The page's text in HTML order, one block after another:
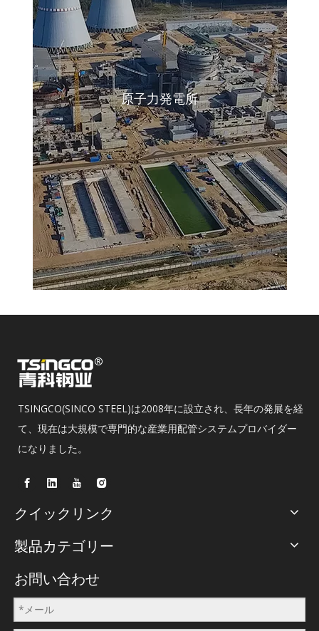
原子力発電所
TSINGCO(SINCO STEEL)は2008年に設立され、長年の発展を経
て、現在は大規模で専門的な産業用配管システムプロバイダー
になりました。
クイックリンク
製品カテゴリー
お問い合わせ